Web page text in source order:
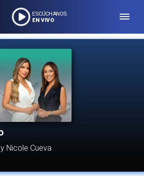
ESCÚCHANOS
EN VIVO
Nicole Cueva